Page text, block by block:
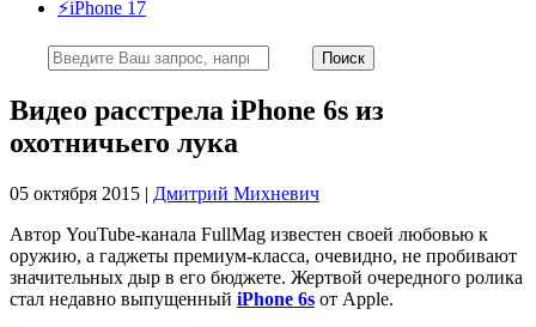
⚡️iPhone 17
Видео расстрела iPhone 6s из
охотничьего лука
05 октября 2015 | Дмитрий Михневич
Автор YouTube-канала FullMag известен своей любовью к
оружию, а гаджеты премиум-класса, очевидно, не пробивают
значительных дыр в его бюджете. Жертвой очередного ролика
стал недавно выпущенный iPhone 6s от Apple.